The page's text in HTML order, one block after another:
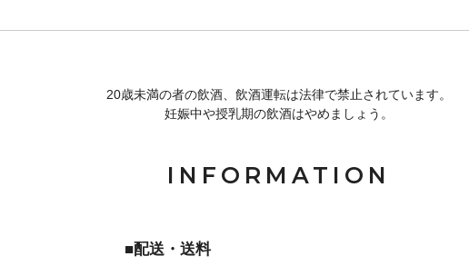
20歳未満の者の飲酒、飲酒運転は法律で禁止されています。
妊娠中や授乳期の飲酒はやめましょう。
INFORMATION
■配送・送料